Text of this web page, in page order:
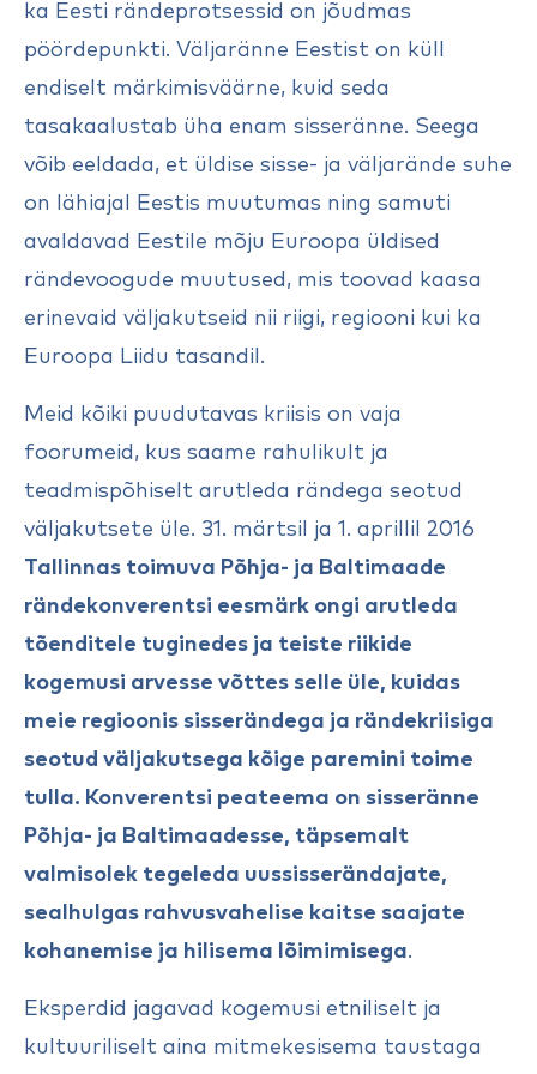
ka Eesti rändeprotsessid on jõudmas
pöördepunkti. Väljaränne Eestist on küll
endiselt märkimisväärne, kuid seda
tasakaalustab üha enam sisseränne. Seega
võib eeldada, et üldise sisse- ja väljarände suhe
on lähiajal Eestis muutumas ning samuti
avaldavad Eestile mõju Euroopa üldised
rändevoogude muutused, mis toovad kaasa
erinevaid väljakutseid nii riigi, regiooni kui ka
Euroopa Liidu tasandil.
Meid kõiki puudutavas kriisis on vaja
foorumeid, kus saame rahulikult ja
teadmispõhiselt arutleda rändega seotud
väljakutsete üle. 31. märtsil ja 1. aprillil 2016
Tallinnas toimuva Põhja- ja Baltimaade
rändekonverentsi eesmärk ongi arutleda
tõenditele tuginedes ja teiste riikide
kogemusi arvesse võttes selle üle, kuidas
meie regioonis sisserändega ja rändekriisiga
seotud väljakutsega kõige paremini toime
tulla. Konverentsi peateema on sisseränne
Põhja- ja Baltimaadesse, täpsemalt
valmisolek tegeleda uussisserändajate,
sealhulgas rahvusvahelise kaitse saajate
kohanemise ja hilisema lõimimisega.
Eksperdid jagavad kogemusi etniliselt ja
kultuuriliselt aina mitmekesisema taustaga